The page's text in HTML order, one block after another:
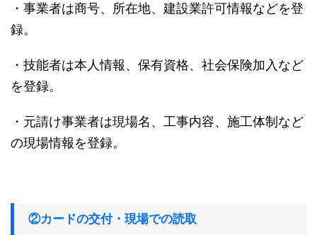
・事業者は商号、所在地、建設業許可情報などを登
録。
・技能者は本人情報、保有資格、社会保険加入など
を登録。
・元請け事業者は現場名、工事内容、施工体制など
の現場情報を登録。
②カードの交付・現場での読取